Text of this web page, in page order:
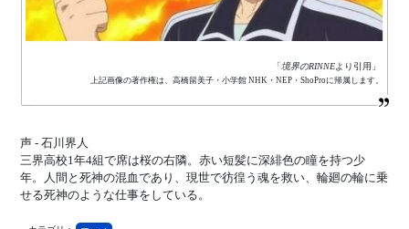
「境界のRINNEより引用」
上記画像の著作権は、高橋留美子・小学館 NHK・NEP・ShoProに帰属します。
声 - 石川界人
三界高校1年4組で席は桜の右隣。赤い短髪に深緋色の瞳を持つ少
年。人間と死神の混血であり、現世で彷徨う魂を救い、輪廻の輪に乗
せる死神のような仕事をしている。